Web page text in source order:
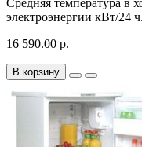
Средняя температура в
электроэнергии кВт/24
16 590.00 р.
В корзину